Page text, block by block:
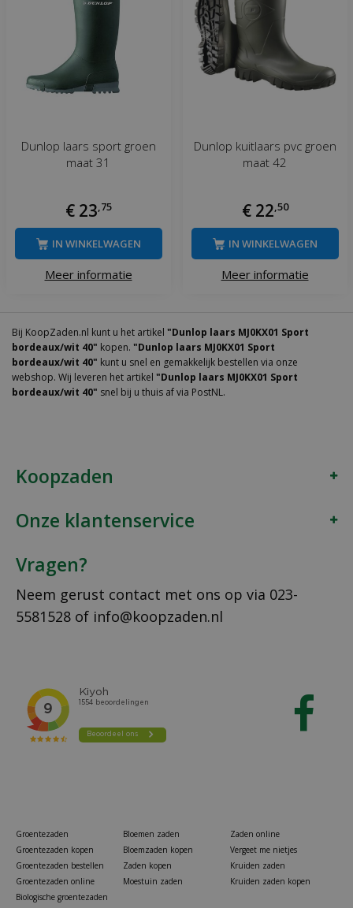
Dunlop laars sport groen
maat 31
€ 23,75
Meer informatie
IN WINKELWAGEN
Dunlop kuitlaars pvc groen
maat 42
€ 22,50
Meer informatie
IN WINKELWAGEN
Bij KoopZaden.nl kunt u het artikel "Dunlop laars MJ0KX01 Sport
bordeaux/wit 40" kopen. "Dunlop laars MJ0KX01 Sport
bordeaux/wit 40" kunt u snel en gemakkelijk bestellen via onze
webshop. Wij leveren het artikel "Dunlop laars MJ0KX01 Sport
bordeaux/wit 40" snel bij u thuis af via PostNL.
Koopzaden
Onze klantenservice
Vragen?
Neem gerust contact met ons op via 023-
5581528 of info@koopzaden.nl
Groentezaden
Groentezaden kopen
Groentezaden bestellen
Groentezaden online
Biologische groentezaden
Bloemen zaden
Bloemzaden kopen
Zaden kopen
Moestuin zaden
Zaden online
Vergeet me nietjes
Kruiden zaden
Kruiden zaden kopen